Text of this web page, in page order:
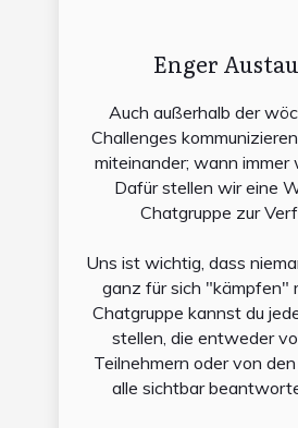
Enger
Auch außerhalb der
Challenges
miteinander; wann immer
Dafür stellen wir eine
Chatgruppe zur
Uns ist wichtig, dass
ganz für sich "kämpfen"
Chatgruppe kannst du
stellen, die entweder
Teilnehmern oder von
alle sichtbar